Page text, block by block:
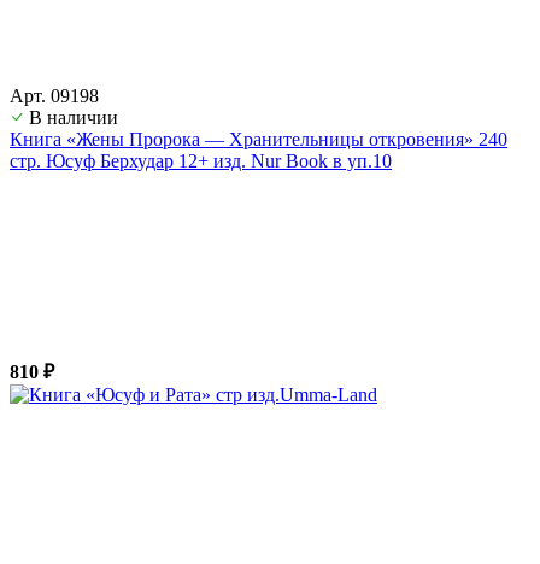
Арт. 09198
В наличии
Книга «Жены Пророка — Хранительницы откровения» 240
стр. Юсуф Берхудар 12+ изд. Nur Book в уп.10
810 ₽